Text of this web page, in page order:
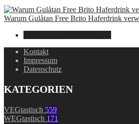
Warum Gulåtan Free Brito Haferdrink
Kontakt
Impressum
Datenschutz
KATEGORIEN
VEGtastisch 559
WEGtastisch 171